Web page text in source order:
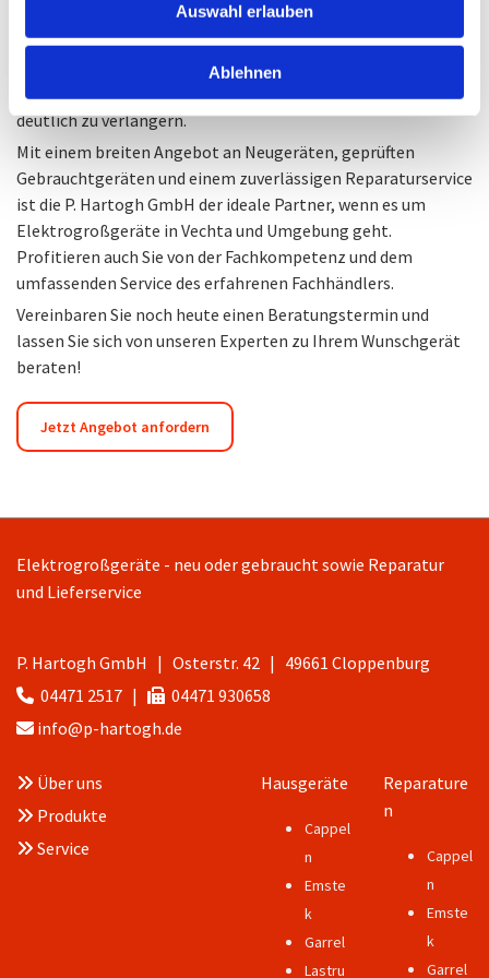
Auswahl erlauben
Ablehnen
meisterbetriebenen Werkstatt werden die Geräte sorgfältig
geprüft, gereinigt und instandgesetzt, um dauerhaften
Kaffeegenuss zu ermöglichen. Regelmäßige Wartungen
tragen dazu bei, die Lebensdauer der Kaffeevollautomaten
deutlich zu verlängern.
Mit einem breiten Angebot an Neugeräten, geprüften
Gebrauchtgeräten und einem zuverlässigen Reparaturservice
ist die P. Hartogh GmbH der ideale Partner, wenn es um
Elektrogroßgeräte in Vechta und Umgebung geht.
Profitieren auch Sie von der Fachkompetenz und dem
umfassenden Service des erfahrenen Fachhändlers.
Vereinbaren Sie noch heute einen Beratungstermin und
lassen Sie sich von unseren Experten zu Ihrem Wunschgerät
beraten!
Jetzt Angebot anfordern
Elektrogroßgeräte - neu oder gebraucht sowie Reparatur
und Lieferservice
P. Hartogh GmbH | Osterstr. 42 | 49661 Cloppenburg
 04471 2517 |  04471 930658
 info@p-hartogh.de
 Über uns
 Produkte
 Service
Hausgeräte
Cappel
n
Emste
k
Garrel
Lastru
Reparature
n
Cappel
n
Emste
k
Garrel